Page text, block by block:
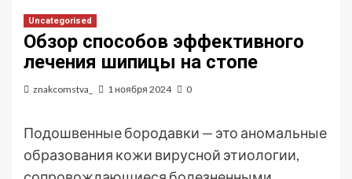
Uncategorised
Обзор способов эффективного
лечения шипицы на стопе
znakcomstva_ 1 ноября 2024 0
Подошвенные бородавки — это аномальные
образования кожи вирусной этиологии,